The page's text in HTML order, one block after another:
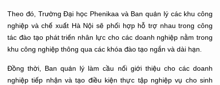
Theo đó, Trường Đại học Phenikaa và Ban quản lý các khu công
nghiệp và chế xuất Hà Nội sẽ phối hợp hỗ trợ nhau trong công
tác đào tạo phát triển nhân lực cho các doanh nghiệp nằm trong
khu công nghiệp thông qua các khóa đào tạo ngắn và dài hạn.
Đồng thời, Ban quản lý làm cầu nối giới thiệu cho các doanh
nghiệp tiếp nhận và tạo điều kiện thực tập nghiệp vụ cho sinh